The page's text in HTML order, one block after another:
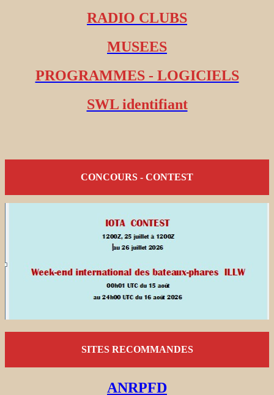
RADIO CLUBS
MUSEES
PROGRAMMES - LOGICIELS
SWL identifiant
CONCOURS - CONTEST
SITES RECOMMANDES
ANRPFD